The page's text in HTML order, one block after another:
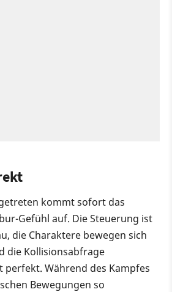
kommt sofort das
Gefühl auf. Die Steuerung ist
die Charaktere bewegen sich
die Kollisionsabfrage
Während des Kampfes
Bewegungen so